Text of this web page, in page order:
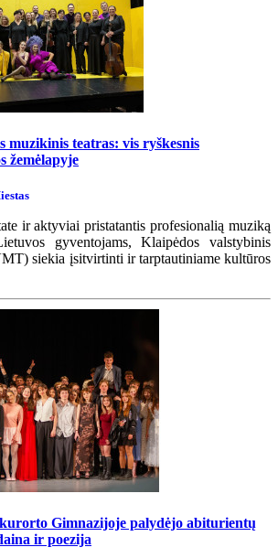
muzikinis teatras: vis ryškesnis
žemėlapyje
ir aktyviai pristatantis profesionalią muziką
gyventojams, Klaipėdos valstybinis
siekia įsitvirtinti ir tarptautiniame kultūros
Gimnazijoje palydėjo abiturientų
ir poezija